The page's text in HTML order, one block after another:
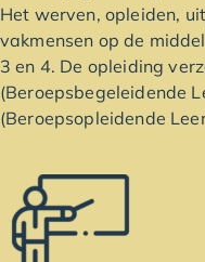
Het werven, opleiden,
vakmensen op de
3 en 4. De opleiding
(Beroepsbegeleidende
(Beroepsopleidende